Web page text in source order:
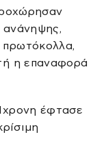
ανάνηψης,
η επαναφορά
έφτασε